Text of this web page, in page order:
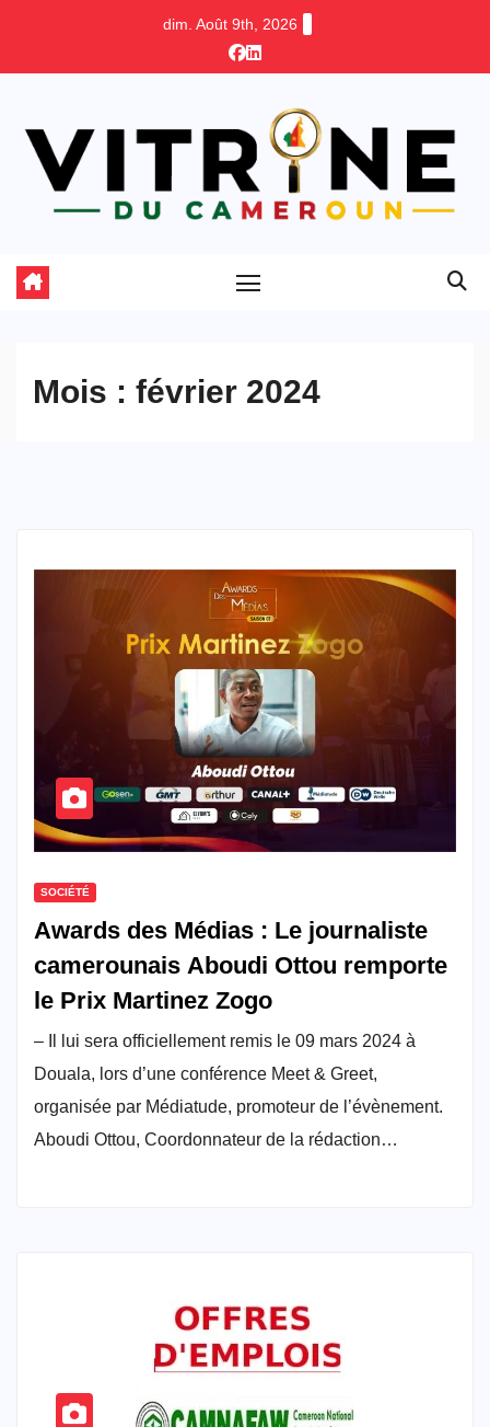
dim. Août 9th, 2026
Mois : février 2024
SOCIÉTÉ
Awards des Médias : Le journaliste
camerounais Aboudi Ottou remporte
le Prix Martinez Zogo
– Il lui sera officiellement remis le 09 mars 2024 à
Douala, lors d’une conférence Meet & Greet,
organisée par Médiatude, promoteur de l’évènement.
Aboudi Ottou, Coordonnateur de la rédaction…